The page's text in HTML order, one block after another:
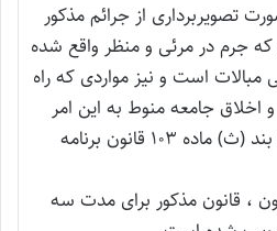
تصویربرداری از جرائم مذکور
که جرم در مرئی و منظر واقع شده
است و نیز مواردی که راه
اخلاق جامعه منوط به این امر
باشد، مشمول حکم تبصره بند (ث) ماده ۱۰۳ قانون برنامه
، قانون مذکور برای مدت سه